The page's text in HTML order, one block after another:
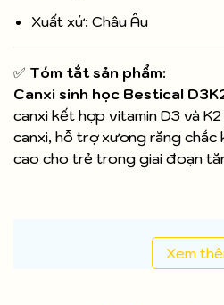
Xuất xứ: Châu Âu
✅ Tóm tắt sản phẩm:
Canxi sinh học Bestical
canxi kết hợp vitamin D3 và
canxi, hỗ trợ xương răng chắc
cao cho trẻ trong giai đoạn
Xem